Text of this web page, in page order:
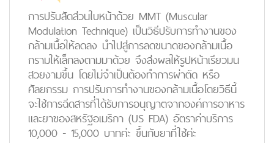
การปรับสัดส่วนใบหน้าด้วย MMT (Muscular
Modulation Technique) เป็นวิธีปรับการทำงานของ
กล้ามเนื้อให้ลดลง นำไปสู่การลดขนาดของกล้ามเนื้อ
กรามให้เล็กลงตามมาด้วย จึงส่งผลให้รูปหน้าเรียวมน
สวยงามขึ้น โดยไม่จำเป็นต้องทำการผ่าตัด หรือ
ศัลยกรรม การปรับการทำงานของกล้ามเนื้อโดยวิธีนี้
จะใช้การฉีดสารที่ได้รับการอนุญาตจากองค์การอาหาร
และยาของสหรัฐอเมริกา (US FDA) อัตราค่าบริการ
10,000 - 15,000 บาทค่ะ ขึ้นกับยาที่ใช้ค่ะ